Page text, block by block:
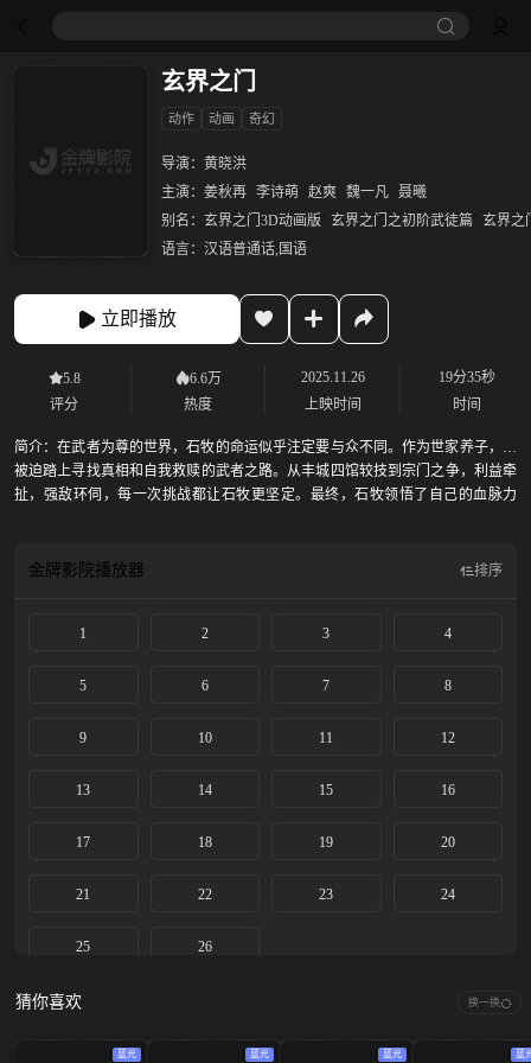
玄界之门
动作 动画 奇幻
导演： 黄晓洪
主演： 姜秋再 李诗萌 赵爽 魏一凡 聂曦
别名： 玄界之门3D动画版 玄界之门之初阶武徒篇
玄界之
语言： 汉语普通话,国语
立即播放
5.8
评分
6.6万
热度
2025.11.26
上映时间
19分35秒
时间
简介：在武者为尊的世界，石牧的命运似乎注定要与众不同。作为世家养子，他
被迫踏上寻找真相和自我救赎的武者之路。从丰城四馆较技到宗门之争，利益牵
扯，强敌环伺，每一次挑战都让石牧更坚定。最终，石牧领悟了自己的血脉力
金牌影院播放器 排序
1 2 3 4
5 6 7 8
9 10 11 12
13 14 15 16
17 18 19 20
21 22 23 24
25 26
猜你喜欢 换一换
蓝光 蓝光 蓝光 蓝